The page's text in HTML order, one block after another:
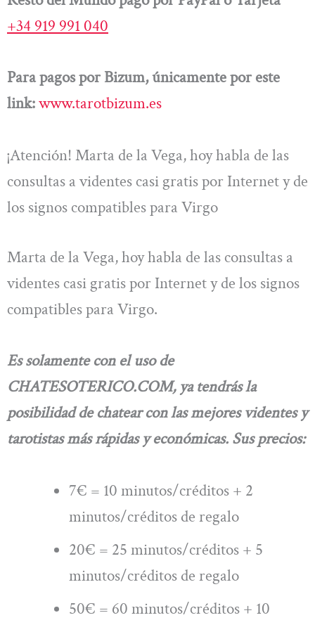
+34 919 991 040
Para pagos por Bizum, únicamente por este
link:www.tarotbizum.es
¡Atención! Marta de la Vega, hoy habla de las
consultas a videntes casi gratis por Internet y de
los signos compatibles para Virgo
Marta de la Vega, hoy habla de las consultas a
videntes casi gratis por Internet y de los signos
compatibles para Virgo.
Es solamente con el uso de
CHATESOTERICO.COM, ya tendrás la
posibilidad de chatear con las mejores videntes y
tarotistas más rápidas y económicas. Sus precios:
7€ = 10 minutos/créditos + 2
minutos/créditos de regalo
20€ = 25 minutos/créditos + 5
minutos/créditos de regalo
50€ = 60 minutos/créditos + 10